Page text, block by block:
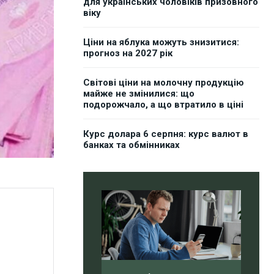
віку
Ціни на яблука можуть знизитися:
прогноз на 2027 рік
Світові ціни на молочну продукцію
майже не змінилися: що
подорожчало, а що втратило в ціні
Курс долара 6 серпня: курс валют в
банках та обмінниках